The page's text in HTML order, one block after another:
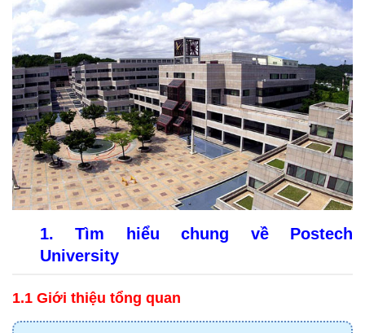
1. Tìm hiểu chung về Postech
University
1.1 Giới thiệu tổng quan